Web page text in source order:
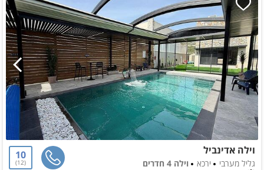
וילה אדינביל
גליל מערבי ירכא
וילה 4 חדרים
10
12